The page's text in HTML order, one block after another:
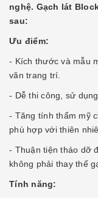
nghệ. Gạch lát
sau:
Ưu điểm:
- Kích thước và mẫu
văn trang trí.
- Dễ thi công, sử
- Tăng tính thẩm mỹ
phù hợp với thiên
- Thuận tiện tháo dỡ
không phải thay thế
Tính năng: